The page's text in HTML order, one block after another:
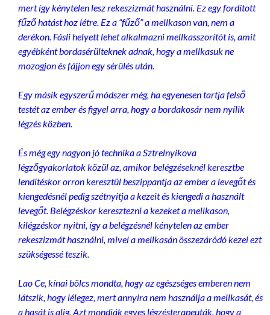
mert így kénytelen lesz rekeszizmát használni. Ez egy fordított
fűző hatást hoz létre. Ez a “fűző” a mellkason van, nem a
derékon. Fásli helyett lehet alkalmazni mellkasszorítót is, amit
egyébként bordasérülteknek adnak, hogy a mellkasuk ne
mozogjon és fájjon egy sérülés után.
Egy másik egyszerű módszer még, ha egyenesen tartja felső
testét az ember és figyel arra, hogy a bordakosár nem nyílik
légzés közben.
És még egy nagyon jó technika a Sztrelnyikova
légzőgyakorlatok közül az, amikor belégzéseknél keresztbe
lendítéskor orron keresztül beszippantja az ember a levegőt és
kiengedésnél pedig szétnyitja a kezeit és kiengedi a használt
levegőt. Belégzéskor keresztezni a kezeket a mellkason,
kilégzéskor nyitni, így a belégzésnél kénytelen az ember
rekeszizmát használni, mivel a mellkasán összezáródó kezei ezt
szükségessé teszik.
Lao Ce, kínai bölcs mondta, hogy az egészséges emberen nem
látszik, hogy lélegez, mert annyira nem használja a mellkasát, és
a hasát is alig. Azt mondják egyes légzésterapeuták, hogy a